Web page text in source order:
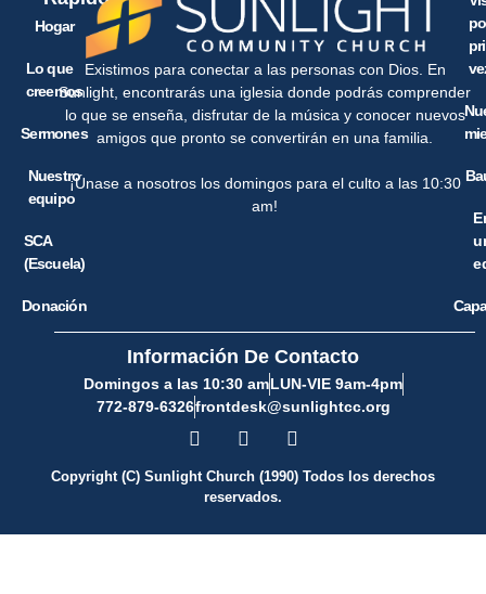
Hogar
Lo que
creemos
Sermones
Nuestro
equipo
SCA
(Escuela)
Donación
Existimos para conectar a las personas con Dios. En
Sunlight, encontrarás una iglesia donde podrás comprender
lo que se enseña, disfrutar de la música y conocer nuevos
amigos que pronto se convertirán en una familia.
¡Únase a nosotros los domingos para el culto a las 10:30
am!
Información De Contacto
Domingos a las 10:30 amLUN-VIE 9am-4pm
772-879-6326frontdesk@sunlightcc.org
Copyright (C) Sunlight Church (1990) Todos los derechos
reservados.